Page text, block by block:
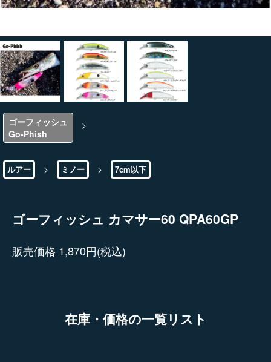
ゴーフィッシュ
Go-Phish
>
ルアー > ミノー > 7cm以下
ゴーフィッシュ カマサー60 QPA60GP
販売価格 1,870円(税込)
在庫・価格の一覧リスト